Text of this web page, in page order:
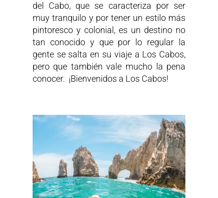
del Cabo, que se caracteriza por ser
muy tranquilo y por tener un estilo más
pintoresco y colonial, es un destino no
tan conocido y que por lo regular la
gente se salta en su viaje a Los Cabos,
pero que también vale mucho la pena
conocer. ¡Bienvenidos a Los Cabos!